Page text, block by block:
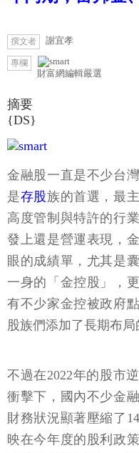
撰文者 謝宜孝
專欄
財富網編輯嚴選
摘要
{DS}
金融股一直是不少台
是存股族的首選，最
高度管制與特許的行
發上還是營運表現，
眼的成績單，尤其是
一身的「金控股」，
有不少家金控被政府
股族們添加了長期布局
不過在2022年的股市
衝擊下，國內不少金
財務狀況顯著壓縮了
映在今年度的股利政